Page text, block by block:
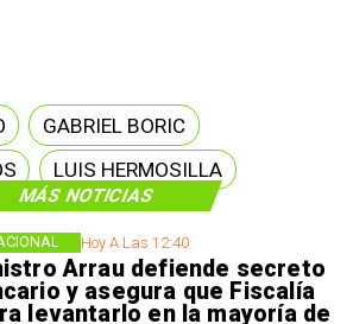
MÁS NOTICIAS
Hoy A Las 12:40
Arrau defiende secreto
y asegura que Fiscalía
levantarlo en la mayoría de
GABRIEL BORIC
LUIS HERMOSILLA